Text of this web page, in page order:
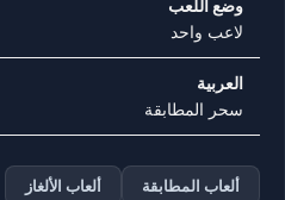
وضع اللعب
لاعب واحد
العربية
سحر المطابقة
ألعاب المطابقة ألعاب الألغاز